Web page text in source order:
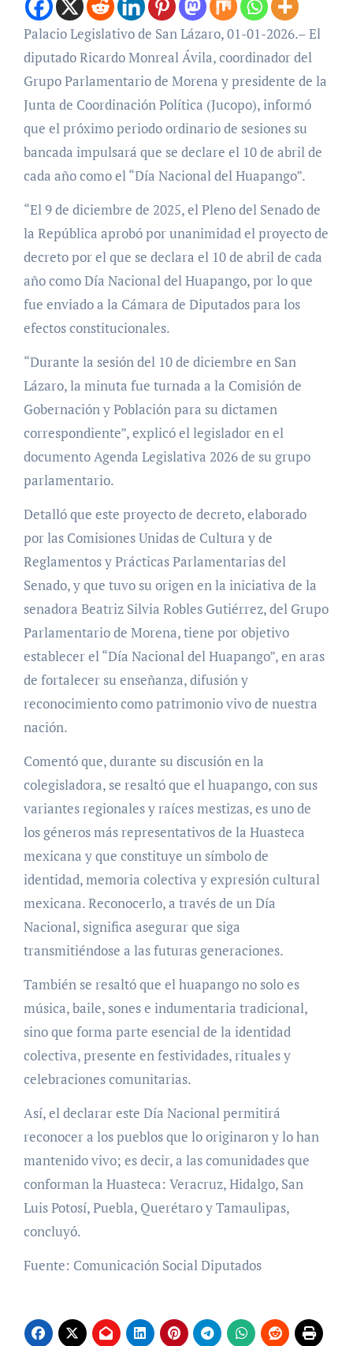
Palacio Legislativo de San Lázaro, 01-01-2026.– El
diputado Ricardo Monreal Ávila, coordinador del
Grupo Parlamentario de Morena y presidente de la
Junta de Coordinación Política (Jucopo), informó
que el próximo periodo ordinario de sesiones su
bancada impulsará que se declare el 10 de abril de
cada año como el “Día Nacional del Huapango”.
“El 9 de diciembre de 2025, el Pleno del Senado de
la República aprobó por unanimidad el proyecto de
decreto por el que se declara el 10 de abril de cada
año como Día Nacional del Huapango, por lo que
fue enviado a la Cámara de Diputados para los
efectos constitucionales.
“Durante la sesión del 10 de diciembre en San
Lázaro, la minuta fue turnada a la Comisión de
Gobernación y Población para su dictamen
correspondiente”, explicó el legislador en el
documento Agenda Legislativa 2026 de su grupo
parlamentario.
Detalló que este proyecto de decreto, elaborado
por las Comisiones Unidas de Cultura y de
Reglamentos y Prácticas Parlamentarias del
Senado, y que tuvo su origen en la iniciativa de la
senadora Beatriz Silvia Robles Gutiérrez, del Grupo
Parlamentario de Morena, tiene por objetivo
establecer el “Día Nacional del Huapango”, en aras
de fortalecer su enseñanza, difusión y
reconocimiento como patrimonio vivo de nuestra
nación.
Comentó que, durante su discusión en la
colegisladora, se resaltó que el huapango, con sus
variantes regionales y raíces mestizas, es uno de
los géneros más representativos de la Huasteca
mexicana y que constituye un símbolo de
identidad, memoria colectiva y expresión cultural
mexicana. Reconocerlo, a través de un Día
Nacional, significa asegurar que siga
transmitiéndose a las futuras generaciones.
También se resaltó que el huapango no solo es
música, baile, sones e indumentaria tradicional,
sino que forma parte esencial de la identidad
colectiva, presente en festividades, rituales y
celebraciones comunitarias.
Así, el declarar este Día Nacional permitirá
reconocer a los pueblos que lo originaron y lo han
mantenido vivo; es decir, a las comunidades que
conforman la Huasteca: Veracruz, Hidalgo, San
Luis Potosí, Puebla, Querétaro y Tamaulipas,
concluyó.
Fuente: Comunicación Social Diputados